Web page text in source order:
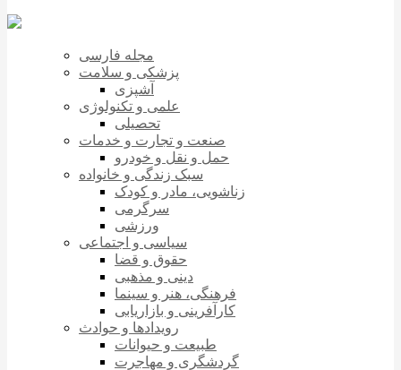
مجله فارسی
پزشکی و سلامت
آشپزی
علمی و تکنولوژی
تحصیلی
صنعت و تجارت و خدمات
حمل و نقل و خودرو
سبک زندگی و خانواده
زناشویی، مادر و کودک
سرگرمی
ورزشی
سیاسی و اجتماعی
حقوق و قضا
دینی و مذهبی
فرهنگی، هنر و سینما
کارآفرینی و بازاریابی
رویدادها و حوادث
طبیعت و حیوانات
گردشگری و مهاجرت